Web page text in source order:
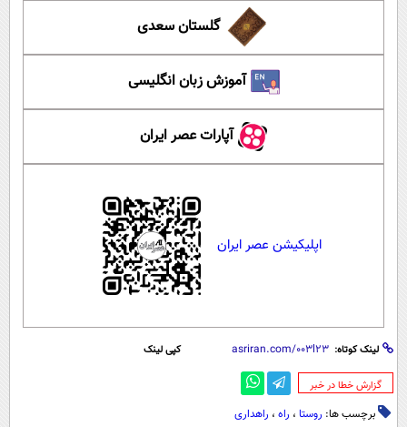
گلستان سعدی
آموزش زبان انگلیسی
آپارات عصر ایران
اپلیکیشن عصر ایران
لینک کوتاه: کپی لینک
‌گزارش خطا در خبر
برچسب ها: روستا ، راه ، راهداری